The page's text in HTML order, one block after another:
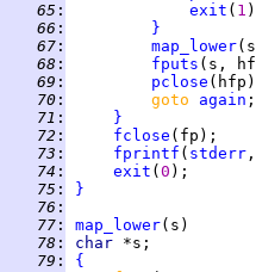
  65
: exit ( 1
  66
:
}
  67
:
map_lower
  68
:
fputs
  69
:
pclose
  70
: goto again
  71
:
}
  72
: fclose
  73
: fprintf ( stderr
  74
: exit ( 0
  75
:
}
  76
:
  77
: map_lower
  78
: char
  79
:
{